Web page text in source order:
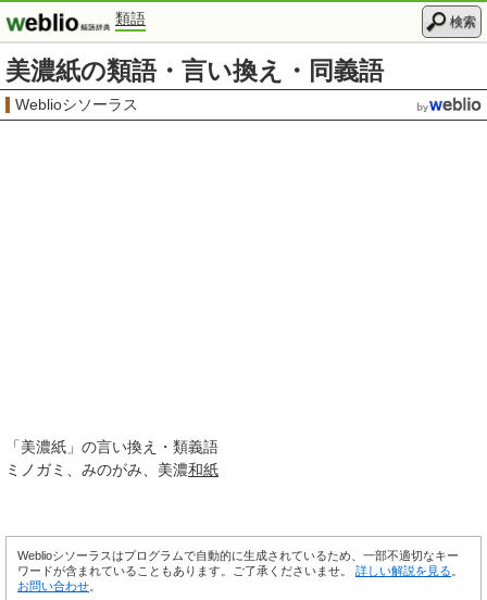
類語 検索
美濃紙の類語・言い換え・同義語
Weblioシソーラス
「美濃紙 」の言い換え・類義語
ミノガミ
みのがみ 美濃和紙
Weblioシソーラスはプログラムで自動的に生成されているため、一部不適切なキー
ワードが含まれていることもあります。ご了承くださいませ。 詳しい解説を見る
お問い合わせ